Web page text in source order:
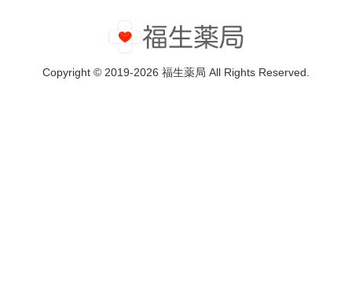
Copyright © 2019-2026 福生薬局 All Rights Reserved.